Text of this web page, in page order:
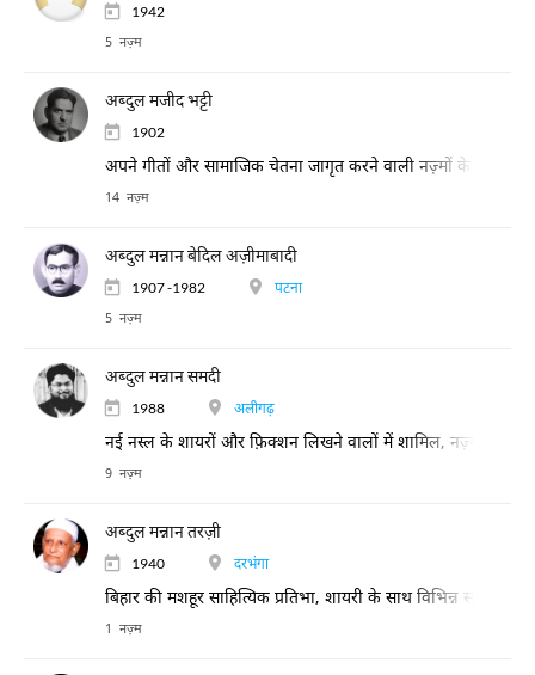
1942
5 नज़्म
अब्दुल मजीद भट्टी
1902
अपने गीतों और सामाजिक चेतना जागृत करने वाली नज़्मों के लिए
14 नज़्म
अब्दुल मन्नान बेदिल अज़ीमाबादी
1907 -1982 पटना
5 नज़्म
अब्दुल मन्नान समदी
1988 अलीगढ़
नई नस्ल के शायरों और फ़िक्शन लिखने वालों में शामिल, नज़्म और
9 नज़्म
अब्दुल मन्नान तरज़ी
1940 दरभंगा
बिहार की मशहूर साहित्यिक प्रतिभा, शायरी के साथ विभिन्न
1 नज़्म